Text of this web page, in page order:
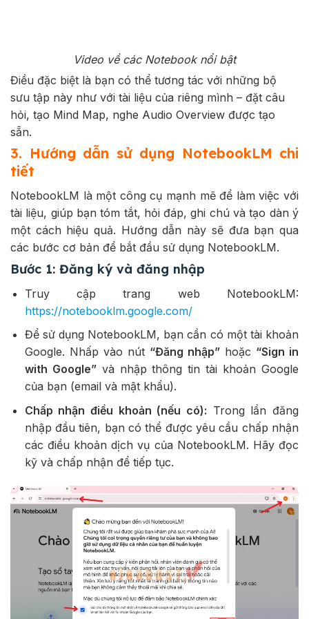
Video về các Notebook nổi bật
Điều đặc biệt là bạn có thể tương tác với những bộ
sưu tập này như với tài liệu của riêng mình – đặt câu
hỏi, tạo Mind Map, nghe Audio Overview được tạo
sẵn.
3. Hướng dẫn sử dụng NotebookLM chi
tiết
NotebookLM là một công cụ mạnh mẽ để làm việc với
tài liệu, giúp bạn tóm tắt, hỏi đáp, ghi chú và tạo dàn ý
một cách hiệu quả. Hướng dẫn này sẽ đưa bạn qua
các bước cơ bản để bắt đầu sử dụng NotebookLM.
Bước 1: Đăng ký và đăng nhập
Truy cập trang web NotebookLM:
https://notebooklm.google.com/
Để sử dụng NotebookLM, bạn cần có một tài khoản
Google. Nhấp vào nút “Đăng nhập”hoặc “Sign in
with Google”và nhập thông tin tài khoản Google
của bạn (email và mật khẩu).
Chấp nhận điều khoản (nếu có): Trong lần đăng
nhập đầu tiên, bạn có thể được yêu cầu chấp nhận
các điều khoản dịch vụ của NotebookLM. Hãy đọc
kỹ và chấp nhận để tiếp tục.